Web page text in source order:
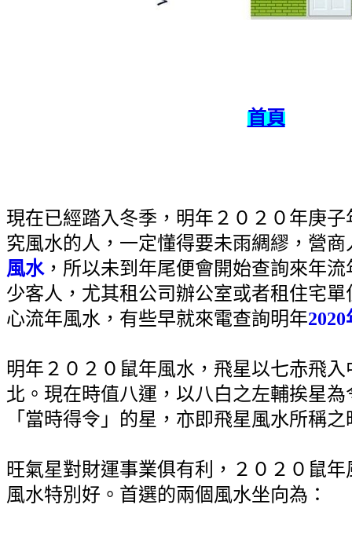
首頁
現在已經踏入冬季，明年２０２０年庚
究風水的人，一定懂得要未雨綢繆，營
風水，所以未到年尾便會開始查詢來年
少客人，尤其租公司辦公室或者租住宅
心流年風水，有些早就來電查詢明年
明年２０２０鼠年風水，飛星以七赤飛
北。現在時值八運，以八白之左輔挨星
「當時得令」的星，亦即飛星風水所稱
旺氣星對財運事業俱有利，２０２０鼠
風水特別好。首選的兩個風水坐向為：